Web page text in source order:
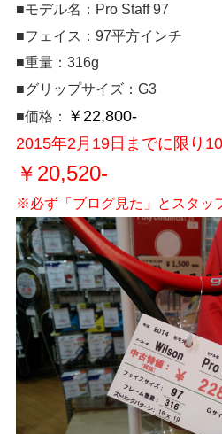
■モデル名：Pro Staff 97
■フェイス：97平方インチ
■重量：316g
■グリップサイズ：G3
■価格：
￥22,800-
2015年2月19日までに限り
￥20,520-
※必ず「ブログ見た」とスタッ